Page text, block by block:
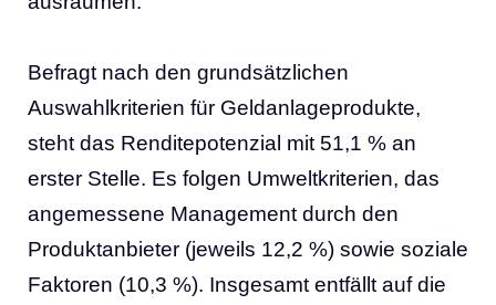
Befragt nach den grundsätzlichen
Auswahlkriterien für Geldanlageprodukte,
steht das Renditepotenzial mit 51,1 % an
erster Stelle. Es folgen Umweltkriterien, das
angemessene Management durch den
Produktanbieter (jeweils 12,2 %) sowie soziale
Faktoren (10,3 %). Insgesamt entfällt auf die